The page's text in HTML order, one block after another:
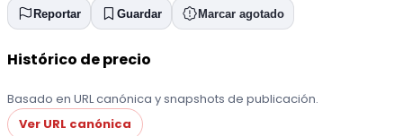
Reportar Guardar Marcar agotado
Histórico de precio
Basado en URL canónica y snapshots de publicación.
Ver URL canónica